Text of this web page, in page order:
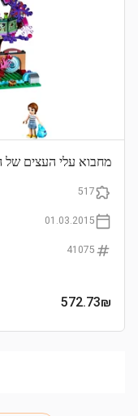
מחבוא עלי העצים של
517
01.03.2015
41075
572.73₪